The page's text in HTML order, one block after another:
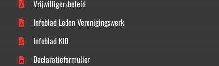
Vrijwilligersbeleid
Infoblad Leden Verenigingswerk
Infoblad KID
Declaratieformulier